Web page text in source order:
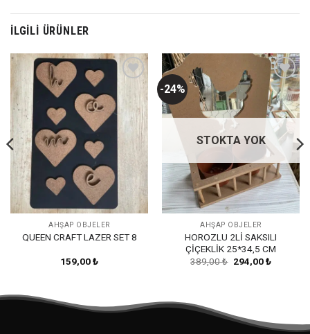
İLGILI ÜRÜNLER
Favorilerime
Ekle
AHŞAP OBJELER
QUEEN CRAFT LAZER SET 8
159,00₺
-24%
Favorilerime
Ekle
STOKTA YOK
AHŞAP OBJELER
HOROZLU 2Lİ SAKSILI
ÇİÇEKLİK 25*34,5 CM
389,00₺ Orijinal
fiyat:
294,00₺Şu